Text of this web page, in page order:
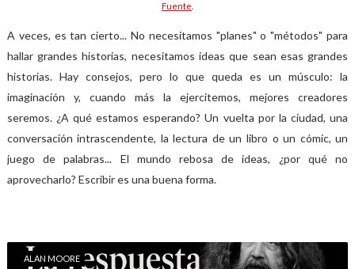
Fuente
A veces, es tan cierto... No necesitamos "planes" o "métodos" para
hallar grandes historias, necesitamos ideas que sean esas grandes
historias. Hay consejos, pero lo que queda es un músculo: la
imaginación y, cuando más la ejercitemos, mejores creadores
seremos. ¿A qué estamos esperando? Un vuelta por la ciudad, una
conversación intrascendente, la lectura de un libro o un cómic, un
juego de palabras... El mundo rebosa de ideas, ¿por qué no
aprovecharlo? Escribir es una buena forma.
ALAN MOORE